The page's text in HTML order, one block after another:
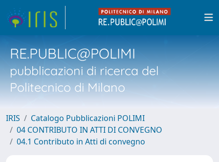
RE.PUBLIC@POLIMI
pubblicazioni di ricerca del
Politecnico di Milano
IRIS
Catalogo Pubblicazioni POLIMI
04 CONTRIBUTO IN ATTI DI CONVEGNO
04.1 Contributo in Atti di convegno